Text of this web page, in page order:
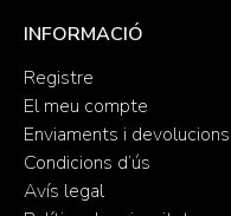
INFORMACIÓ
Registre
El meu compte
Enviaments i devolucions
Condicions d’ús
Avís legal